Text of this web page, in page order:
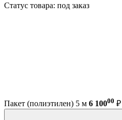
Статус товара: под заказ
Пакет (полиэтилен) 5 м 6 10000 ₽